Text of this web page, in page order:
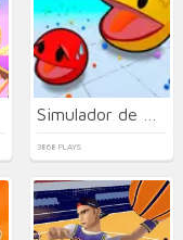
3868 PLAYS